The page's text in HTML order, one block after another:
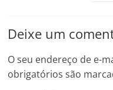
Deixe um
O seu endereço de e-
obrigatórios são